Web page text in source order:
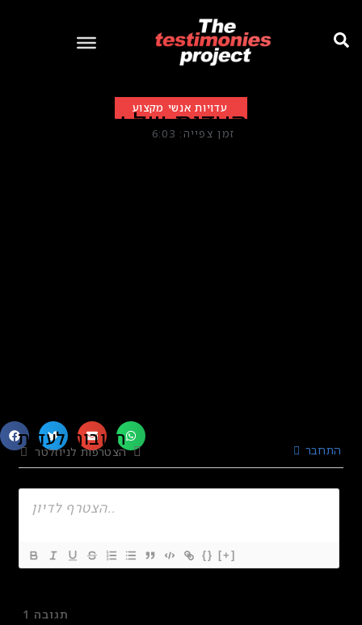
עדויות אנשי מקצוע
זמן צפייה: 6:03
תגובות לעדות
הצטרפות לניוזלטר התחבר
{} [+]
1 תגובה